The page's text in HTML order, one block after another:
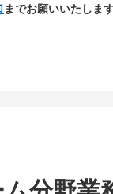
までお願いいたします